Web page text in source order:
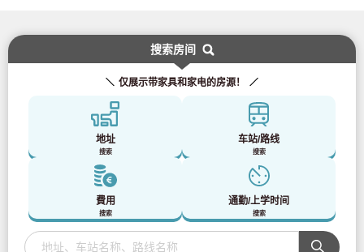
搜索房间
仅展示带家具和家电的房源！
地址
搜索
车站/路线
搜索
費用
搜索
通勤/上学时间
搜索